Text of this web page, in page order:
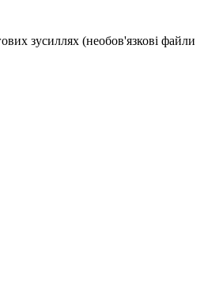
зусиллях (необов'язкові файли